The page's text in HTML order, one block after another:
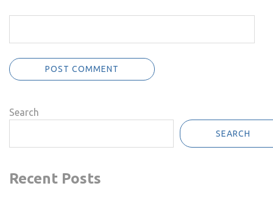
Search
SEARCH
Recent Posts